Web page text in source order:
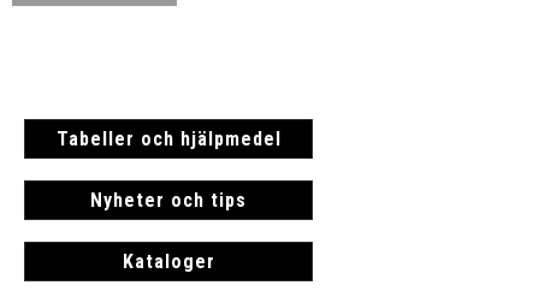
Tabeller och hjälpmedel
Nyheter och tips
Kataloger